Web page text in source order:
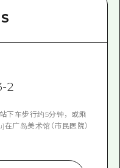
2
下车步行约5分钟，或乘
广岛美术馆（市民医院）